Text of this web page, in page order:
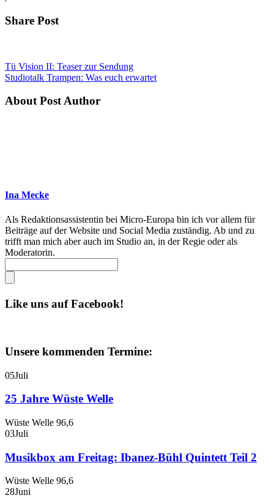
Share Post
Tü Vision II: Teaser zur Sendung
Studiotalk Trampen: Was euch erwartet
About Post Author
Ina Mecke
Als Redaktionsassistentin bei Micro-Europa bin ich vor allem für
Beiträge auf der Website und Social Media zuständig. Ab und zu
trifft man mich aber auch im Studio an, in der Regie oder als
Moderatorin.
Like uns auf Facebook!
Unsere kommenden Termine:
05Juli
25 Jahre Wüste Welle
Wüste Welle 96,6
03Juli
Musikbox am Freitag: Ibanez-Bühl Quintett Teil 2
Wüste Welle 96,6
28Juni